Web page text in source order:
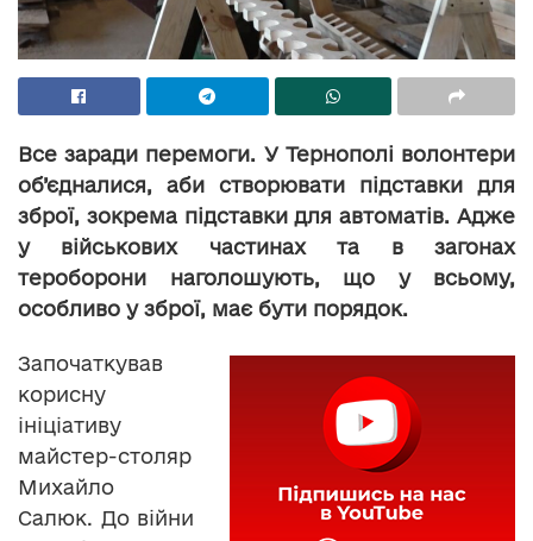
Все заради перемоги. У Тернополі волонтери
об’єдналися, аби створювати підставки для
зброї, зокрема підставки для автоматів. Адже
у військових частинах та в загонах
тероборони наголошують, що у всьому,
особливо у зброї, має бути порядок.
Започаткував
корисну
ініціативу
майстер-столяр
Михайло
Салюк. До війни